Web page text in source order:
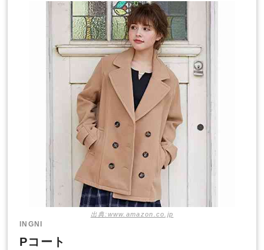
出典:www.amazon.co.jp
INGNI
Pコート